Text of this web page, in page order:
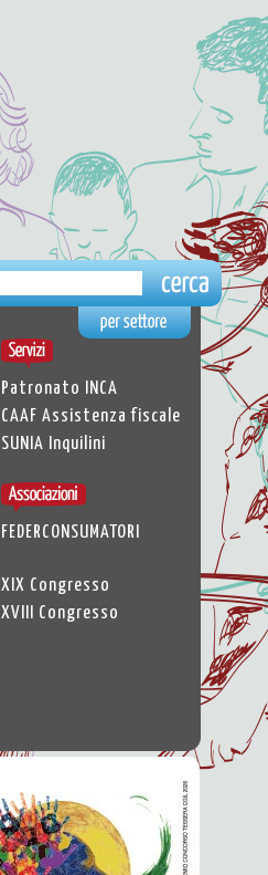
Patronato INCA
CAAF Assistenza fiscale
SUNIA Inquilini
FEDERCONSUMATORI
XIX Congresso
XVIII Congresso